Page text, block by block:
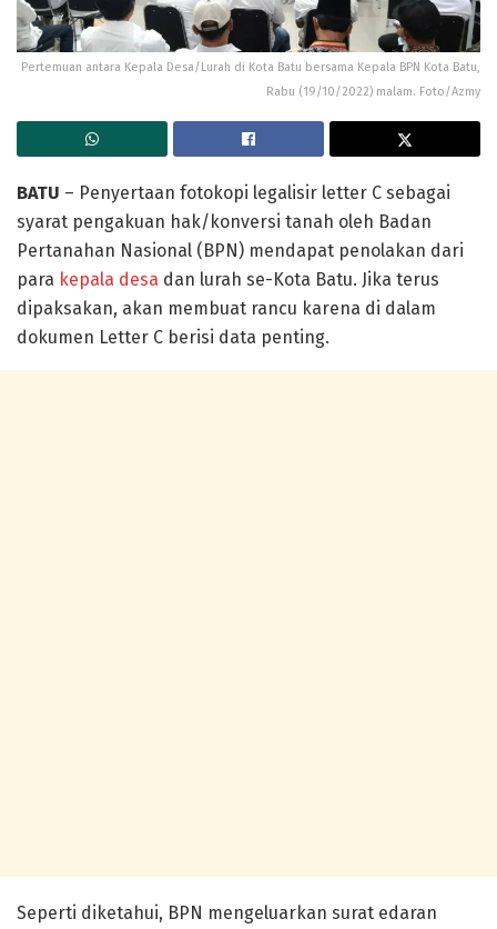
Pertemuan antara Kepala Desa/Lurah di Kota Batu bersama Kepala BPN Kota Batu,
Rabu (19/10/2022) malam. Foto/Azmy
BATU – Penyertaan fotokopi legalisir letter C sebagai
syarat pengakuan hak/konversi tanah oleh Badan
Pertanahan Nasional (BPN) mendapat penolakan dari
para kepala desa dan lurah se-Kota Batu. Jika terus
dipaksakan, akan membuat rancu karena di dalam
dokumen Letter C berisi data penting.
Seperti diketahui, BPN mengeluarkan surat edaran